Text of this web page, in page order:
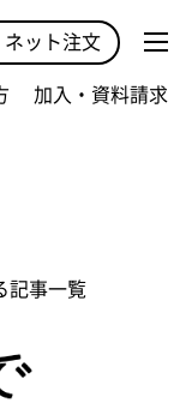
ネット注文
加入・資料請求
記事一覧